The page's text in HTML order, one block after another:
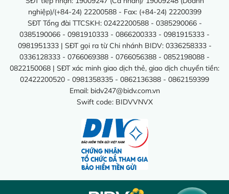
nghiệp)/(+84-24) 22200588 - Fax: (+84-24) 22200399
SĐT Tổng đài TTCSKH: 02422200588 - 0385290066 -
0385190066 - 0981910333 - 0866200333 - 0981915333 -
0981951333 | SĐT gọi ra từ Chi nhánh BIDV: 0336258333 -
0336128333 - 0766069388 - 0766056388 - 0852198088 -
0822150068 | SĐT xác minh giao dịch thẻ, giao dịch chuyển tiền:
02422200520 - 0981358335 - 0862136388 - 0862159399
Email: bidv247@bidv.com.vn
Swift code: BIDVVNVX